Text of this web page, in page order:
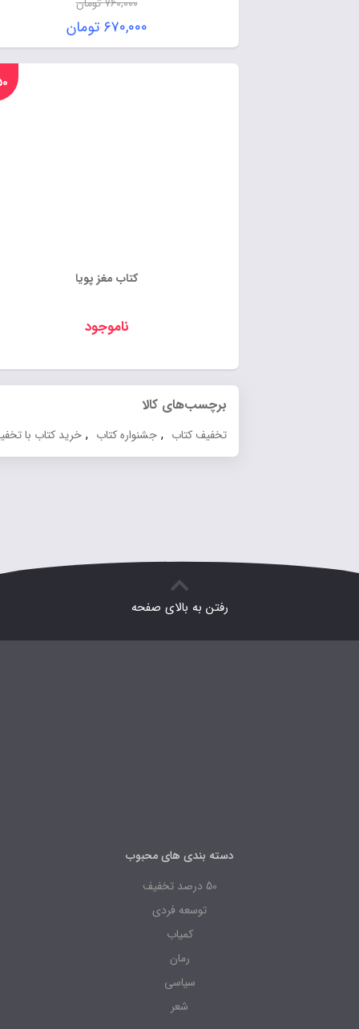
۶۷۰,۰۰۰ تومان
کتاب مغز پویا
ناموجود
برچسب‌های کالا
تخفیف کتاب , جشنواره کتاب ,خرید کتاب با تخفیف
رفتن به بالای صفحه
دسته بندی های محبوب
توسعه فردی